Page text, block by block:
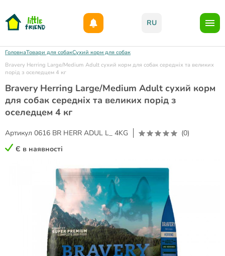
RU
ГоловнаТовари для собакСухий корм для собак
Bravery Herring Large/Medium Adult сухий корм для собак середніх та великих
порід з оселедцем 4 кг
Bravery Herring Large/Medium Adult сухий корм
для собак середніх та великих порід з
оселедцем 4 кг
Артикул 0616 BR HERR ADUL L_ 4KG
(0)
Є в наявності